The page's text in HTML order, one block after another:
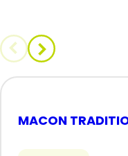
MACON